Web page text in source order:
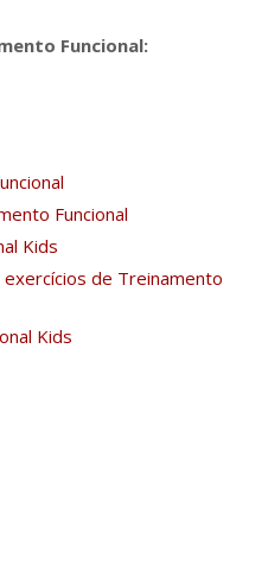
Funcional:
Funcional
Kids
de Treinamento
Kids